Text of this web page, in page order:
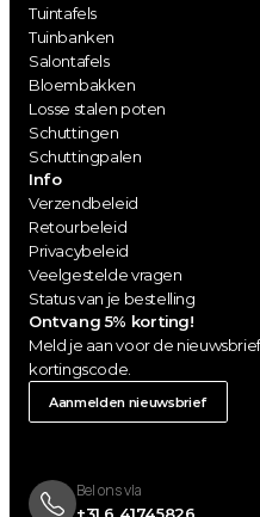
Tuintafels
Tuinbanken
Salontafels
Bloembakken
Losse stalen poten
Schuttingen
Schuttingpalen
Info
Verzendbeleid
Retourbeleid
Privacybeleid
Veelgestelde vragen
Status van je bestelling
Ontvang 5% korting!
Meld je aan voor de
kortingscode.
Aanmelden nieuwsbrief
Bel ons via
+31 6 41745826